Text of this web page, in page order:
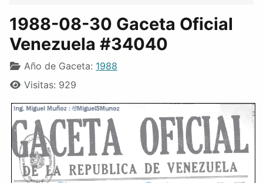
1988-08-30 Gaceta Oficial
Venezuela #34040
Año de Gaceta: 1988
Visitas: 929